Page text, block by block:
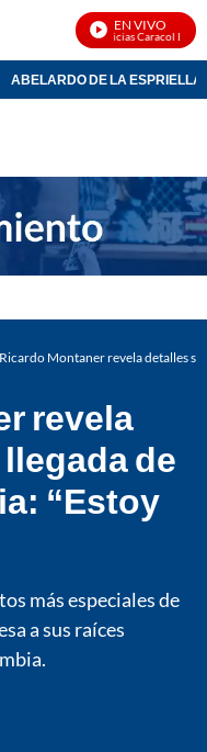
EN VIVO
Noticias Caracol En
ABELARDO DE LA ESPRIELLA
Ricardo Montaner revela detalles
revela
de
“Estoy
más especiales de
a sus raíces